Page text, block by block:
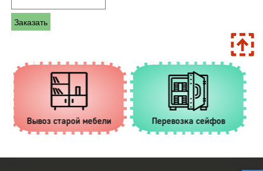
Перевозка сейфов Услуги грузчиков